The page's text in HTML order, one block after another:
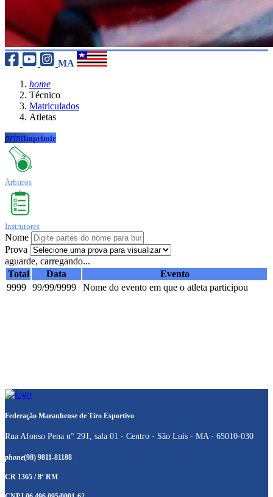
MA
home
Técnico
Matriculados
Atletas
printImprimir
Árbitros
Instrutores
Nome
Prova
aguarde, carregando...
Total
Data
Evento
9999 99/99/9999 Nome do evento em que o atleta participou
Federação Maranhense de Tiro Esportivo
Rua Afonso Pena n° 291, sala 01 - Centro - São Luís - MA - 65010-030
phone(98) 9811-81188
CR 1365 / 8ª RM